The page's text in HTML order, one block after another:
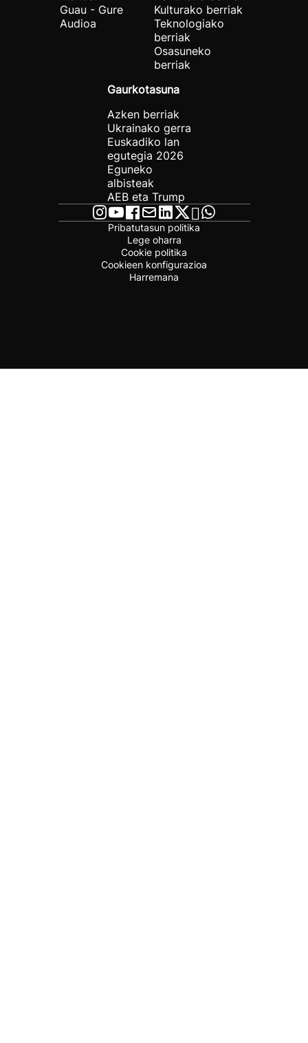
Guau - Gure
Audioa
Kulturako berriak
Teknologiako
berriak
Osasuneko
berriak
Gaurkotasuna
Azken berriak
Ukrainako gerra
Euskadiko lan
egutegia 2026
Eguneko
albisteak
AEB eta Trump
Pribatutasun politika
Lege oharra
Cookie politika
Cookieen konfigurazioa
Harremana